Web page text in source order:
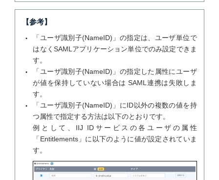
【参考】
「ユーザ識別子(NameID)」の指定は、ユーザ単位で
はなくSAMLアプリケーション単位でのみ設定できま
す。
「ユーザ識別子(NameID)」の指定した属性にユーザ
が値を保持していない場合は SAML連携は失敗しま
す。
「ユーザ識別子(NameID)」にID以外の複数の値を持
つ属性で指定する方法は以下のとおりです。
例として、IIJ IDサービスの各ユーザの属性
「Entitlements」に以下のように値が設定されていま
す。